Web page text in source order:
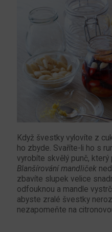
Když švestky vylovíte z
ho zbyde. Svaříte-li ho s
vyrobíte skvělý punč,
Blanšírování mandliček
zbavíte slupek velice
odfouknou a mandle
abyste zralé švestky
nezapomeňte na